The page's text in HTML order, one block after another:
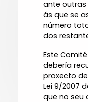
ante
ás que se
número
dos
Este
debería
proxecto
Lei 9/2007
que no seu